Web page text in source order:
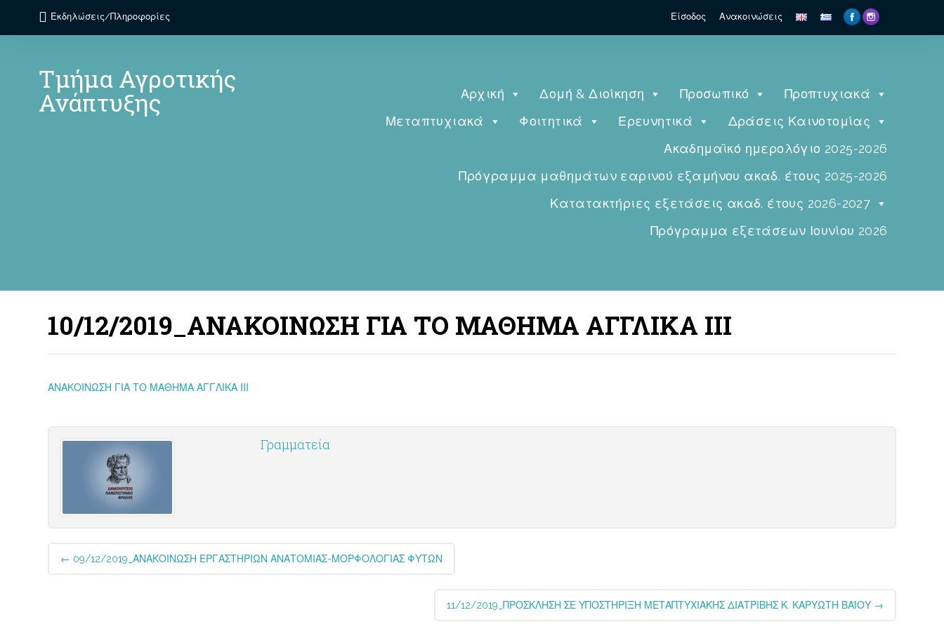
Εκδηλώσεις/Πληροφορίες Είσοδος Ανακοινώσεις
Τμήμα Αγροτικής
Ανάπτυξης Αρχική Δομή & Διοίκηση Προσωπικό
Προπτυχιακά
Μεταπτυχιακά
Φοιτητικά Ερευνητικά
Δράσεις Καινοτομίας
Ακαδημαϊκό ημερολόγιο 2025-2026
Πρόγραμμα μαθημάτων εαρινού εξαμήνου ακαδ. έτους 2025-2026
Κατατακτήριες εξετάσεις ακαδ. έτους 2026-2027
Πρόγραμμα εξετάσεων Ιουνίου 2026
10/12/2019_ΑΝΑΚΟΙΝΩΣΗ ΓΙΑ ΤΟ ΜΑΘΗΜΑ ΑΓΓΛΙΚΑ ΙΙΙ
ΑΝΑΚΟΙΝΩΣΗ ΓΙΑ ΤΟ ΜΑΘΗΜΑ ΑΓΓΛΙΚΑ ΙΙΙ
Γραμματεία
Post
navigation
← 09/12/2019_ΑΝΑΚΟΙΝΩΣΗ ΕΡΓΑΣΤΗΡΙΩΝ ΑΝΑΤΟΜΙΑΣ-ΜΟΡΦΟΛΟΓΙΑΣ ΦΥΤΩΝ
11/12/2019_ΠΡΟΣΚΛΗΣΗ ΣΕ ΥΠΟΣΤΗΡΙΞΗ ΜΕΤΑΠΤΥΧΙΑΚΗΣ ΔΙΑΤΡΙΒΗΣ Κ. ΚΑΡΥΩΤΗ ΒΑΪΟΥ →